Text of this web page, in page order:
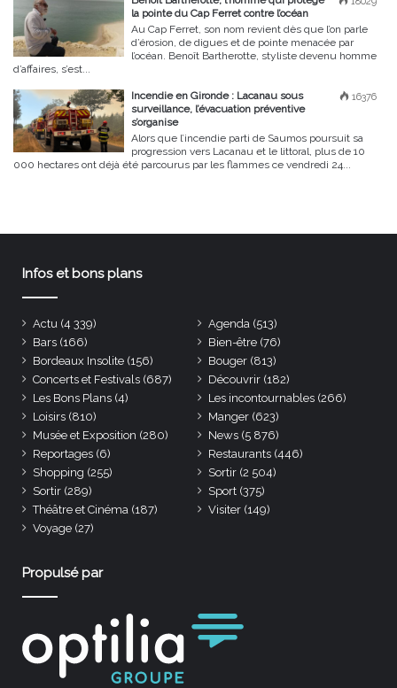
la pointe du Cap Ferret contre l’océan
Au Cap Ferret, son nom revient dès que l’on parle
d’érosion, de digues et de pointe menacée par
l’océan. Benoît Bartherotte, styliste devenu homme
d’affaires, s’est...
16376
Incendie en Gironde : Lacanau sous
surveillance, l’évacuation préventive
s’organise
Alors que l’incendie parti de Saumos poursuit sa
progression vers Lacanau et le littoral, plus de 10
000 hectares ont déjà été parcourus par les flammes ce vendredi 24...
Infos et bons plans
Actu (4 339) Agenda (513)
Bars (166) Bien-être (76)
Bordeaux Insolite (156) Bouger (813)
Concerts et Festivals (687) Découvrir (182)
Les Bons Plans (4) Les incontournables (266)
Loisirs (810) Manger (623)
Musée et Exposition (280) News (5 876)
Reportages (6) Restaurants (446)
Shopping (255) Sortir (2 504)
Sortir (289) Sport (375)
Théâtre et Cinéma (187) Visiter (149)
Voyage (27)
Propulsé par